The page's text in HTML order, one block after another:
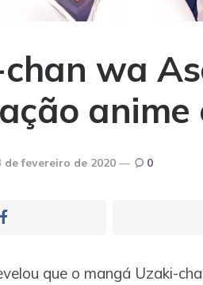
wa
anime
de fevereiro de 2020 0
que o mangá Uzaki-